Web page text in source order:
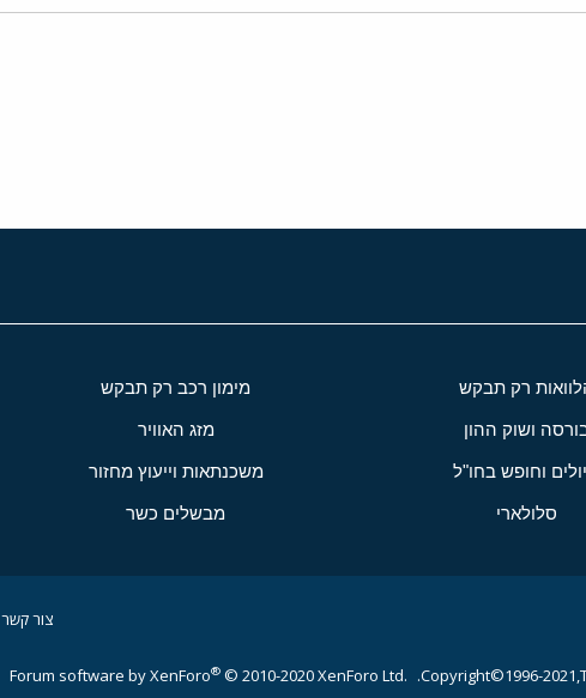
רק תבקש מימון רכב רק תבקש
ושוק ההון מזג האוויר
וחופש בחו"ל משכנתאות וייעוץ מחזור
סלולארי מבשלים כשר
צור קשר
Copyright©1996-
Forum software by XenForo® © 2010-2020 XenForo Ltd.